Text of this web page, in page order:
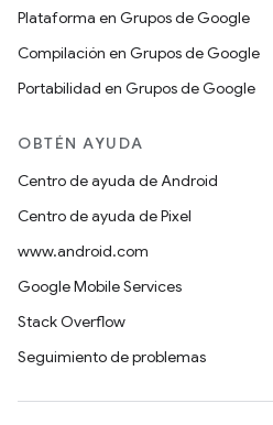
Plataforma en Grupos de Google
Compilación en Grupos de Google
Portabilidad en Grupos de Google
OBTÉN AYUDA
Centro de ayuda de Android
Centro de ayuda de Pixel
www.android.com
Google Mobile Services
Stack Overflow
Seguimiento de problemas